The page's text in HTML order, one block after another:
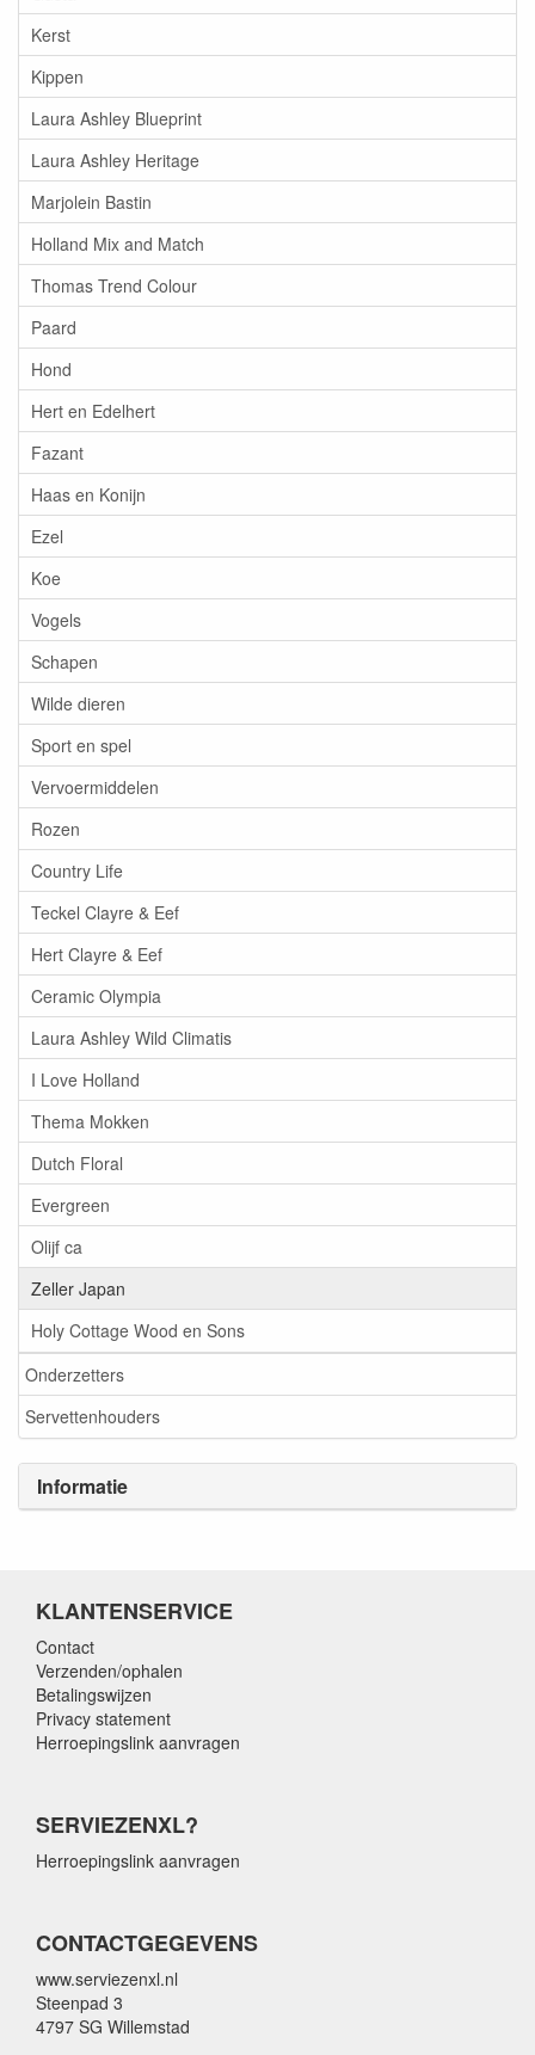
Kerst
Kippen
Laura Ashley Blueprint
Laura Ashley Heritage
Marjolein Bastin
Holland Mix and Match
Thomas Trend Colour
Paard
Hond
Hert en Edelhert
Fazant
Haas en Konijn
Ezel
Koe
Vogels
Schapen
Wilde dieren
Sport en spel
Vervoermiddelen
Rozen
Country Life
Teckel Clayre & Eef
Hert Clayre & Eef
Ceramic Olympia
Laura Ashley Wild Climatis
I Love Holland
Thema Mokken
Dutch Floral
Evergreen
Olijf ca
Zeller Japan
Holy Cottage Wood en Sons
Onderzetters
Servettenhouders
Informatie
KLANTENSERVICE
Contact
Verzenden/ophalen
Betalingswijzen
Privacy statement
Herroepingslink aanvragen
SERVIEZENXL?
Herroepingslink aanvragen
CONTACTGEGEVENS
www.serviezenxl.nl
Steenpad 3
4797 SG Willemstad